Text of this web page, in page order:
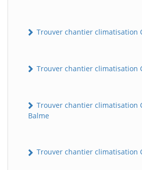
Trouver chantier climatisation
Trouver chantier climatisation
Trouver chantier climatisation
Balme
Trouver chantier climatisation